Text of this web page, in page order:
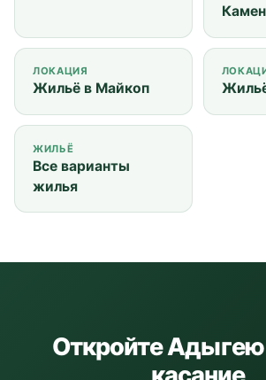
ЛОКАЦИЯ
Жильё в Майкоп
ЖИЛЬЁ
Все варианты
жилья
Откройте Адыгею